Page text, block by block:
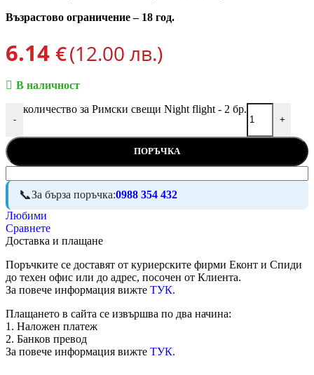
Възрастово ограничение – 18 год.
6.14 €(12.00 лв.)
В наличност
-
количество за Римски свещи Night flight - 2 бр.
+
ПОРЪЧКА
За бърза поръчка:0988 354 432
Любими
Сравнете
Доставка и плащане
Поръчките се доставят от куриерските фирми Еконт и Спиди
до техен офис или до адрес, посочен от Клиента.
За повече информация вижте ТУК.
Плащането в сайта се извършва по два начина:
1. Наложен платеж
2. Банков превод
За повече информация вижте ТУК.